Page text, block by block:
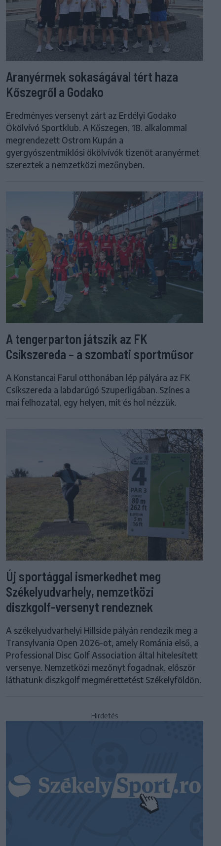
Aranyérmek sokaságával tért haza
Kőszegről a Godako
Eredményes versenyt zárt az Erdélyi Godako
Ökölvívó Sportklub. A Kőszegen, 18. alkalommal
megrendezett Ostrom Kupán a
gyergyószentmiklósi ökölvívók tizenöt aranyérmet
szereztek a nemzetközi mezőnyben.
A tengerparton játszik az FK
Csíkszereda – a szombati sportműsor
A Konstancai Farul otthonában lép pályára az FK
Csíkszereda a labdarúgó Szuperligában. Színes a
mai felhozatal, egy helyen, mit és hol nézzük.
Új sportággal ismerkedhet meg
Székelyudvarhely, nemzetközi
diszkgolf-versenyt rendeznek
A székelyudvarhelyi Hillside pályán rendezik meg a
Transylvania Open 2026-ot, amely Románia első, a
Professional Disc Golf Association által hitelesített
versenye. Nemzetközi mezőnyt fogadnak, először
láthatunk diszkgolf megmérettetést Székelyföldön.
Hirdetés